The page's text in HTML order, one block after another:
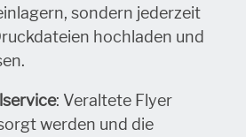
sondern jederzeit
hochladen und
: Veraltete Flyer
werden und die